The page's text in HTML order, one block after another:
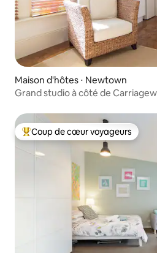
Maison d'hôtes ⋅ Newtown
Grand studio à côté de
Coups de cœur voyageurs les
Coup de cœur voyageurs